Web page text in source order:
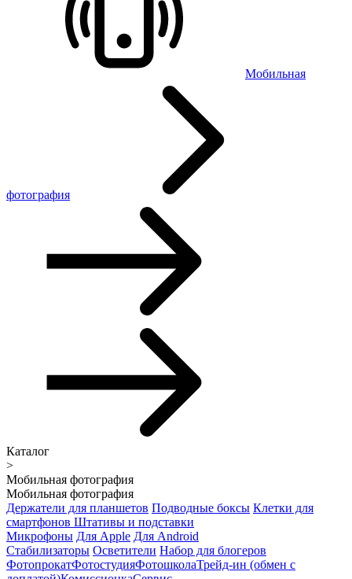
Мобильная
фотография
Каталог
>
Мобильная фотография
Мобильная фотография
Держатели для планшетов Подводные боксы Клетки для
смартфонов Штативы и подставки
Микрофоны Для Apple Для Android
Стабилизаторы Осветители Набор для блогеров
ФотопрокатФотостудияФотошколаТрейд-ин (обмен с